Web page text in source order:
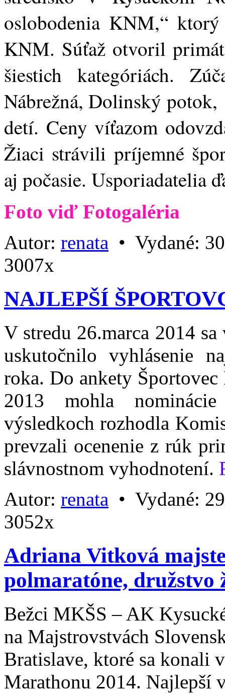
oslobodenia KNM,“
KNM. Súťaž otvoril
šiestich kategóriách.
Nábrežná, Dolinský potok,
detí. Ceny víťazom
Žiaci strávili príjemné
aj počasie. Usporiadatelia
Foto viď Fotogaléria
Autor: renata • Vydané:
3007x
NAJLEPŠÍ
V stredu 26.marca 2014
uskutočnilo vyhlásenie
roka. Do ankety
2013 mohla
výsledkoch rozhodla
prevzali ocenenie z rúk
slávnostnom vyhodnotení.
Autor: renata • Vydané:
3052x
Adriana Vitková
polmaratóne, družstvo
Bežci MKŠS – AK
na Majstrovstvách
Bratislave, ktoré sa konali
Marathonu 2014. Najlepší